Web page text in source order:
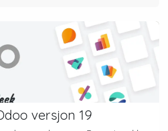
versjon 19